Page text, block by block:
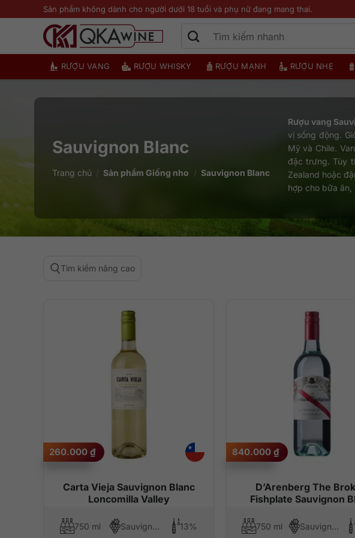
qua
Sản phẩm không dành cho người dưới 18 tuổi và phụ nữ đang mang thai.
RƯỢU VANG RƯỢU WHISKY RƯỢU MẠNH RƯỢU NHẸ
Sauvignon Blanc
Trang chủ / Sản phẩm Giống nho / Sauvignon Blanc
Rượu vang
vị sống động.
Mỹ và Chile.
đặc trưng. Tùy
Zealand hoặc
hợp cho bữa ăn,
Tìm kiếm nâng cao
Carta Vieja Sauvignon Blanc
Loncomilla Valley
260.000 ₫
750 ml Sauvignon Blanc 13%
D’Arenberg The
Fishplate Sauvignon
840.000 ₫
750 ml Sauvignon Blanc